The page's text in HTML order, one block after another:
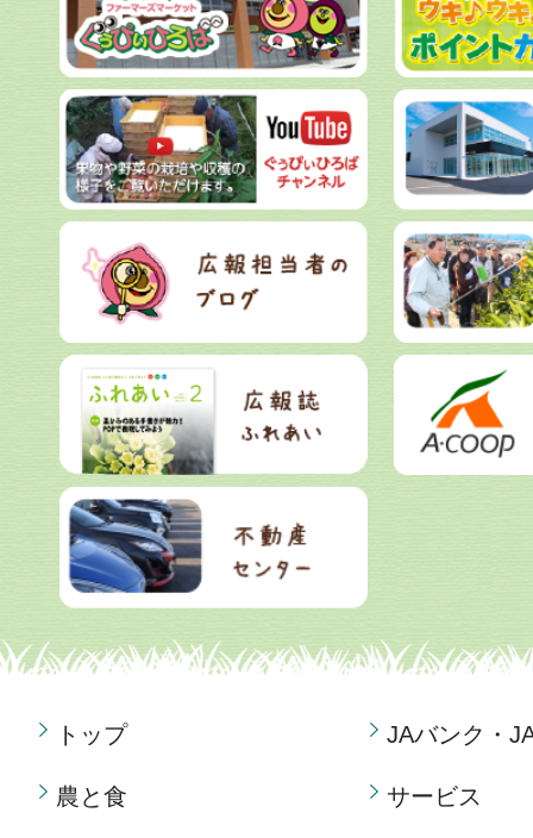
トップ
農と食
JAバンク・
サービス